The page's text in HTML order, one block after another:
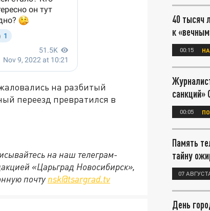
на разбитый
переезд превратился в
на наш телеграм-
«Царьград Новосибирск»,
почту nsk@tsargrad.tv
40 тысяч
к
00:15
санкций»
00:05
Память
тайну
07
День